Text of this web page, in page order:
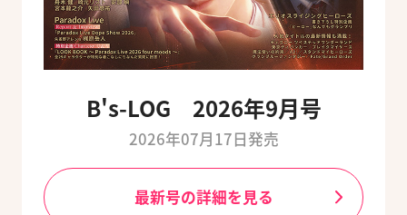
B's-LOG 2026年9月号
2026年07月17日発売
最新号の詳細を見る